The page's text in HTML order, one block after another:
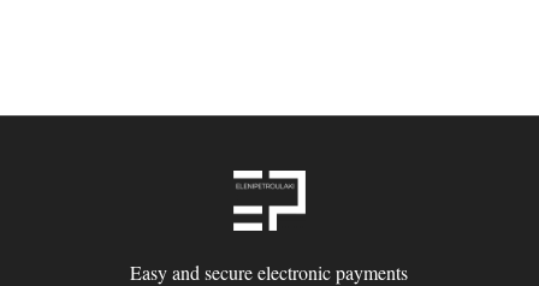
Easy and secure electronic payments